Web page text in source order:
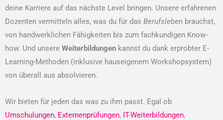
deine Karriere auf das nächste Level bringen. Unsere erfahrenen
Dozenten vermitteln alles, was du für das Berufsleben brauchst,
von handwerklichen Fähigkeiten bis zum fachkundigen Know-
how. Und unsere Weiterbildungen kannst du dank erprobter E-
Learning-Methoden (inklusive hauseigenem Workshopsystem)
von überall aus absolvieren.
Wir bieten für jeden das was zu ihm passt. Egal ob
Umschulungen, Externenprüfungen, IT-Weiterbildungen,